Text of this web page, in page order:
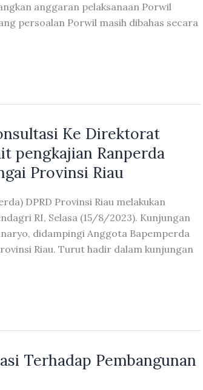
anggaran pelaksanaan Porwil
persoalan Porwil masih dibahas secara
Ke Direktorat
pengkajian Ranperda
Provinsi Riau
DPRD Provinsi Riau melakukan
RI, Selasa (15/8/2023). Kunjungan
didampingi Anggota Bapemperda
Riau. Turut hadir dalam kunjungan
Terhadap Pembangunan